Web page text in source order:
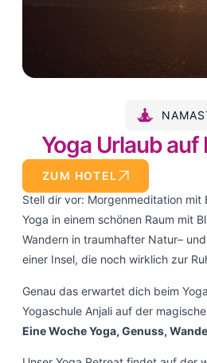
Yoga Urlaub auf
ZUM HOTEL
Stell dir vor: Morgenmeditation mit
Yoga in einem schönen Raum mit
Wandern in traumhafter Natur–
einer Insel, die noch wirklich zur
Genau das erwartet dich beim
Yogaschule Anjali auf der
Eine Woche Yoga, Genuss,